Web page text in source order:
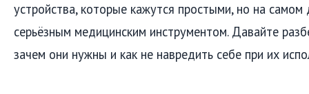
устройства, которые кажутся простыми, но на самом
серьёзным медицинским инструментом. Давайте
зачем они нужны и как не навредить себе при их